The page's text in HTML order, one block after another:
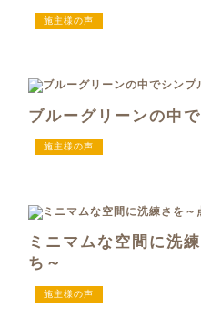
施主様の声
ブルーグリーンの中
施主様の声
ミニマムな空間に洗
ち～
施主様の声